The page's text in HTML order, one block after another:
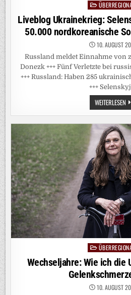
Posted
in
Liveblog Ukrainekrieg:
50.000 nordkoreanische
10. AUGUST
Russland meldet Einnahme von
Donezk +++ Fünf Verletzte bei
+++ Russland: Haben 285
+++
WEITERLESEN
ZU
IN
Posted
in
Wechseljahre: Wie ich die
10. AUGUST